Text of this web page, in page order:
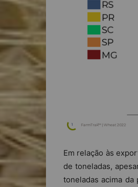
Em relação às
de toneladas,
toneladas acima